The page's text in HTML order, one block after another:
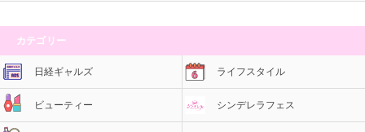
カテゴリー
日経ギャルズ ライフスタイル
ビューティー シンデレラフェス